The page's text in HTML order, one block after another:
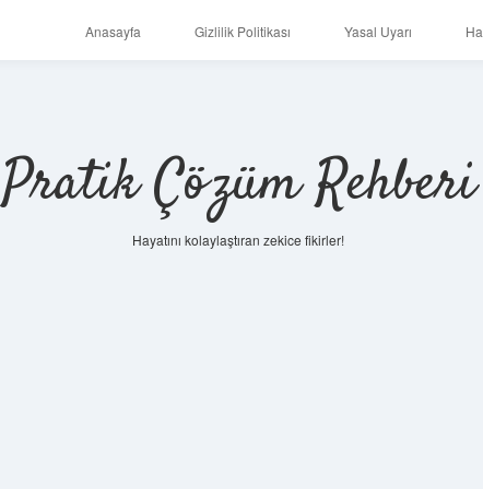
Anasayfa Gizlilik Politikası Yasal Uyarı
Pratik Çözüm Rehberi
Hayatını kolaylaştıran zekice fikirler!